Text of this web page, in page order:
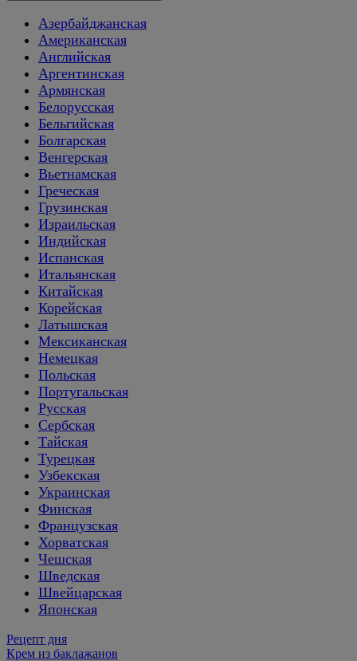
Азербайджанская
Американская
Английская
Аргентинская
Армянская
Белорусская
Бельгийская
Болгарская
Венгерская
Вьетнамская
Греческая
Грузинская
Израильская
Индийская
Испанская
Итальянская
Китайская
Корейская
Латышская
Мексиканская
Немецкая
Польская
Португальская
Русская
Сербская
Тайская
Турецкая
Узбекская
Украинская
Финская
Французская
Хорватская
Чешская
Шведская
Швейцарская
Японская
Рецепт дня
Крем из баклажанов